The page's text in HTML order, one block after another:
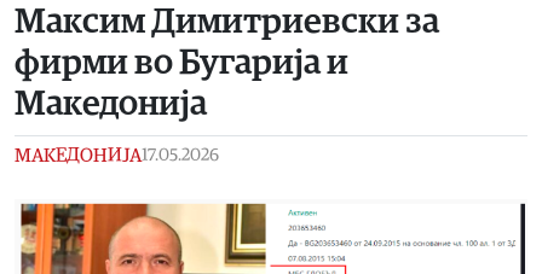
Максим Димитриевски за
фирми во Бугарија и
Македонија
МАКЕДОНИЈА17.05.2026